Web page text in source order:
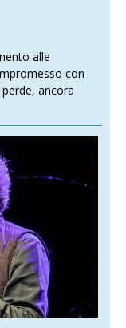
alle
con
ancora